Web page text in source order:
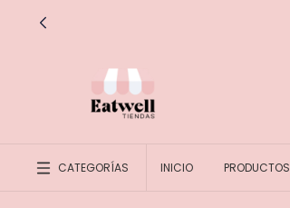
CATEGORÍAS INICIO PRODUCTOS